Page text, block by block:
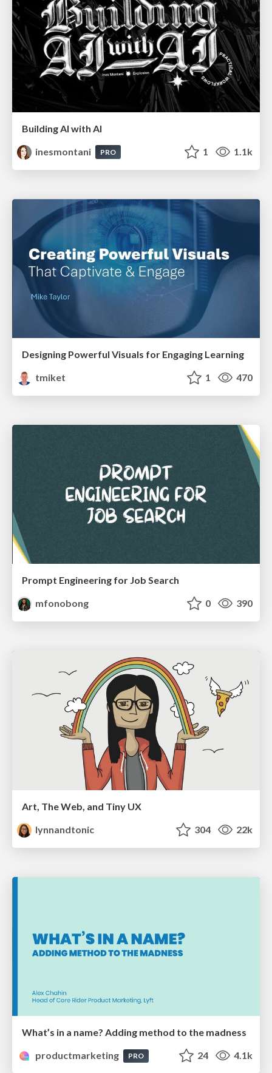
Building AI with AI
inesmontani
PRO 1 1.1k
Designing Powerful Visuals for Engaging Learning
tmiket
1 470
Prompt Engineering for Job Search
mfonobong
0 390
Art, The Web, and Tiny UX
lynnandtonic
304 22k
What’s in a name? Adding method to the madness
productmarketing
PRO 24 4.1k